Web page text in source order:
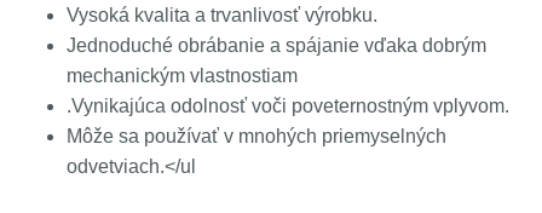
Vysoká kvalita a trvanlivosť výrobku.
Jednoduché obrábanie a spájanie vďaka dobrým
mechanickým vlastnostiam
.Vynikajúca odolnosť voči poveternostným vplyvom.
Môže sa používať v mnohých priemyselných
odvetviach.</ul